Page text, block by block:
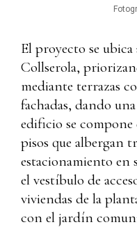
El proyecto se ubica
Collserola,
mediante terrazas
fachadas, dando
edificio se
pisos que albergan
estacionamiento en
el vestíbulo de
viviendas de la
con el jardín